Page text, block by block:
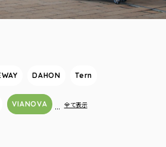
DAHON Tern
VIANOVA … 全て表示